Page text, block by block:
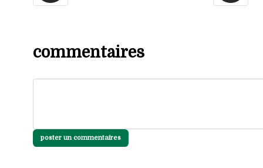
commentaires
poster un commentaires